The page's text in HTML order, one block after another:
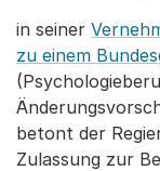
in seiner
zu einem
betont der
Zulassung zur